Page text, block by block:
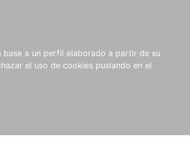
a un perfil elaborado a partir de su
el uso de cookies puslando en el
NOTICIAS
COMPRAS
INSTITUCIONALES